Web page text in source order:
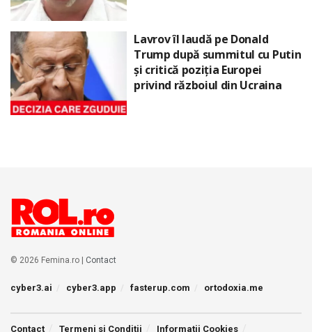
Lavrov îl laudă pe Donald
Trump după summitul cu Putin
și critică poziția Europei
privind războiul din Ucraina
© 2026 Femina.ro | Contact
cyber3.ai cyber3.app fasterup.com ortodoxia.me
Contact Termeni si Conditii Informatii Cookies